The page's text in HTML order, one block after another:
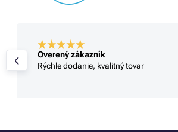
Overený zákazník
Rýchle dodanie, kvalitný tovar